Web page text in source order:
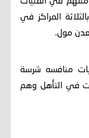
المراكز في
بعدن مول.
منافسه شرسة
والتي نجحت 8 مشاركات في التأهل وهم